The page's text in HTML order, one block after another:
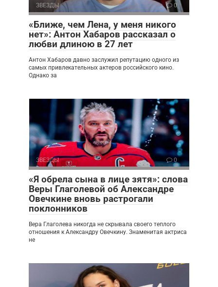
ЗВЕЗДЫ 0
«Ближе, чем Лена, у меня никого
нет»: Антон Хабаров рассказал о
любви длиною в 27 лет
Антон Хабаров давно заслужил репутацию одного из
самых привлекательных актеров российского кино.
Однако за
ЗВЕЗДЫ 0
«Я обрела сына в лице зятя»: слова
Веры Глаголевой об Александре
Овечкине вновь растрогали
поклонников
Вера Глаголева никогда не скрывала своего теплого
отношения к Александру Овечкину. Знаменитая актриса
не